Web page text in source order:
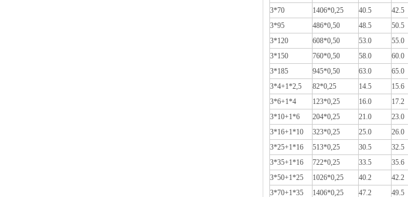
3*70
1406*0,25 40.5 42.5
3*95
486*0,50 48.5 50.5
3*120
608*0,50 53.0 55.0
3*150
760*0,50 58.0 60.0
3*185
945*0,50 63.0 65.0
3*4+1*2,5
82*0,25 14.5 15.6
3*6+1*4
123*0,25 16.0 17.2
3*10+1*6
204*0,25 21.0 23.0
3*16+1*10
323*0,25 25.0 26.0
3*25+1*16
513*0,25 30.5 32.5
3*35+1*16
722*0,25 33.5 35.6
3*50+1*25
1026*0,25 40.2 42.2
3*70+1*35
1406*0,25 47.2 49.5